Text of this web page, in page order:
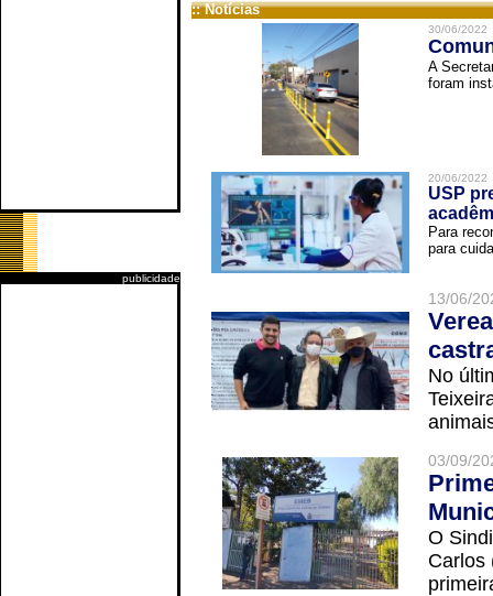
publicidade
:: Notícias
30/06/2022
A
foram
20/06/2022
USP
Para
para
13/06/
No
03/09/
O
Carlos